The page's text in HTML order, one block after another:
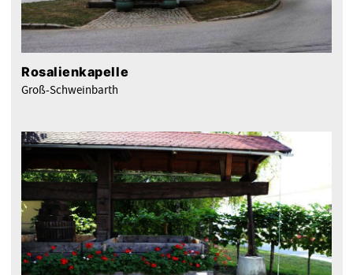
Rosalienkapelle
Groß-Schweinbarth